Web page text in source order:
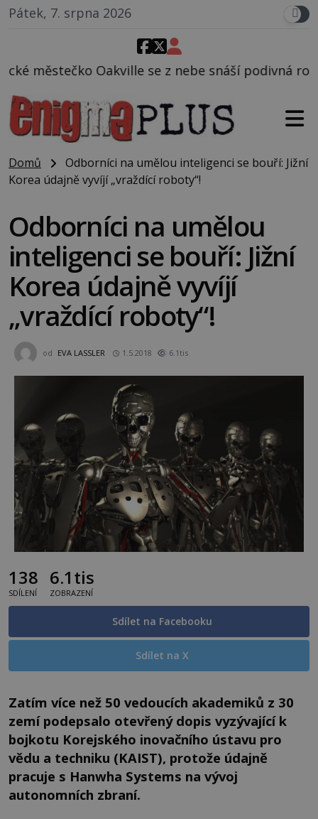
Pátek, 7. srpna 2026
se z nebe snáší podivná rosolovitá látka
Domů
Odborníci na umělou inteligenci se bouří: Jižní
Korea údajně vyvíjí „vraždící roboty“!
Odborníci na umělou
inteligenci se bouří: Jižní
Korea údajně vyvíjí
„vraždící roboty“!
od EVA LASSLER 1.5.2018 6.1tis
138
SDÍLENÍ
6.1tis
ZOBRAZENÍ
Sdílet na Facebooku
Sdílet na X
Zatím více než 50 vedoucích akademiků z 30
zemí podepsalo otevřený dopis vyzývající k
bojkotu Korejského inovačního ústavu pro
vědu a techniku ​​(KAIST), protože údajně
pracuje s Hanwha Systems na vývoj
autonomních zbraní.